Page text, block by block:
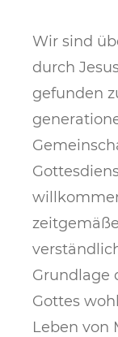
​Wir sind
durch
gefunden
Grundlage
Gottes
Leben von